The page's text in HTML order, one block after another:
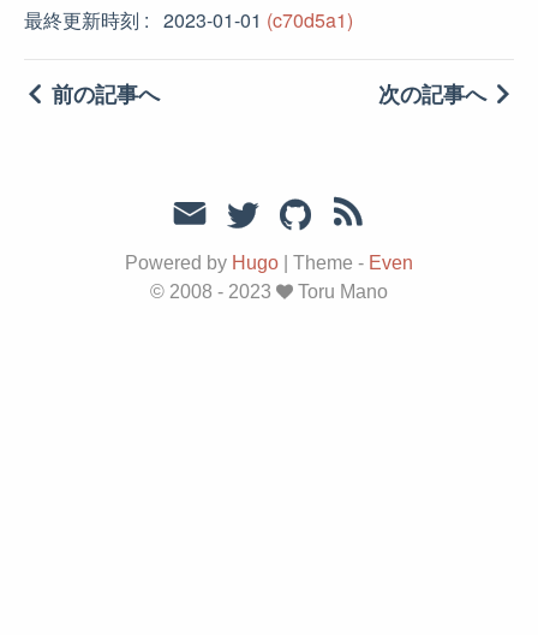
最終更新時刻
2023-01-01 (c70d5a1)
前の記事へ 次の記事へ
Powered by Hugo Theme - Even
© 2008 - 2023
Toru Mano